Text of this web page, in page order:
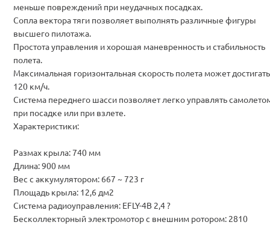
меньше повреждений при неудачных посадках.
Сопла вектора тяги позволяет выполнять различные фигуры
высшего пилотажа.
Простота управления и хорошая маневренность и стабильность
полета.
Максимальная горизонтальная скорость полета может достигать
120 км/ч.
Система переднего шасси позволяет легко управлять
при посадке или при взлете.
Характеристики:
Размах крыла: 740 мм
Длина: 900 мм
Вес с аккумулятором: 667 ~ 723 г
Площадь крыла: 12,6 дм2
Система радиоуправления: EFLY-4B 2,4 ?
Бесколлекторный электромотор с внешним ротором: 2810